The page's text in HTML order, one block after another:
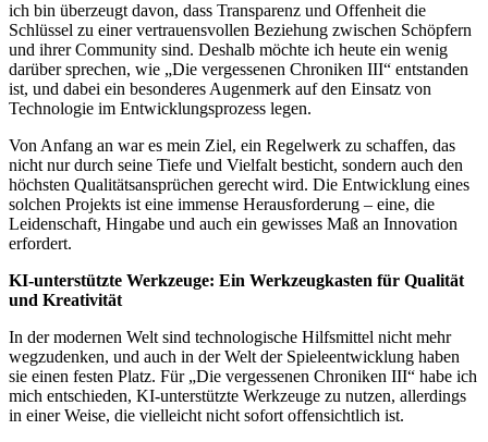
ich bin überzeugt davon, dass Transparenz und Offenheit die
Schlüssel zu einer vertrauensvollen Beziehung zwischen Schöpfern
und ihrer Community sind. Deshalb möchte ich heute ein wenig
darüber sprechen, wie „Die vergessenen Chroniken III“ entstanden
ist, und dabei ein besonderes Augenmerk auf den Einsatz von
Technologie im Entwicklungsprozess legen.
Von Anfang an war es mein Ziel, ein Regelwerk zu schaffen, das
nicht nur durch seine Tiefe und Vielfalt besticht, sondern auch den
höchsten Qualitätsansprüchen gerecht wird. Die Entwicklung eines
solchen Projekts ist eine immense Herausforderung – eine, die
Leidenschaft, Hingabe und auch ein gewisses Maß an Innovation
erfordert.
KI-unterstützte Werkzeuge: Ein Werkzeugkasten für Qualität
und Kreativität
In der modernen Welt sind technologische Hilfsmittel nicht mehr
wegzudenken, und auch in der Welt der Spieleentwicklung haben
sie einen festen Platz. Für „Die vergessenen Chroniken III“ habe ich
mich entschieden, KI-unterstützte Werkzeuge zu nutzen, allerdings
in einer Weise, die vielleicht nicht sofort offensichtlich ist.